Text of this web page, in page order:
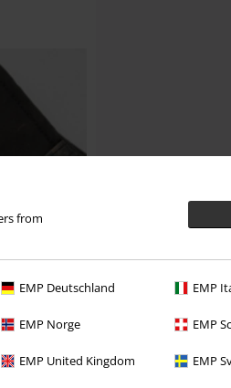
from
EMP Deutschland EMP
EMP Norge EMP
EMP United Kingdom EMP